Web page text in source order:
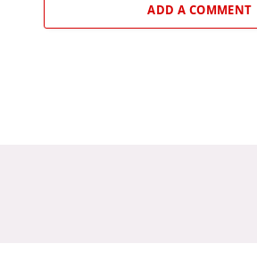
ADD A COMMENT